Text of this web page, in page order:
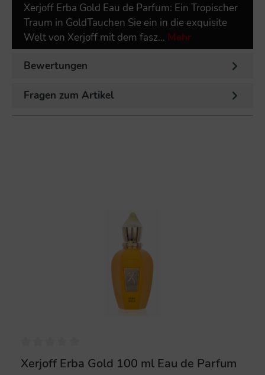
Xerjoff Erba Gold Eau de Parfum: Ein Tropischer
Traum in GoldTauchen Sie ein in die exquisite
Welt von Xerjoff mit dem fasz… Mehr
Bewertungen
Fragen zum Artikel
Xerjoff Erba Gold 100 ml Eau de Parfum